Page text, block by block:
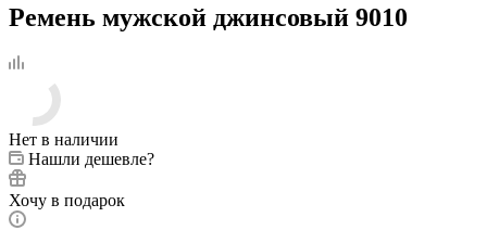
Ремень мужской джинсовый 9010
Нет в наличии
Нашли дешевле?
Хочу в подарок